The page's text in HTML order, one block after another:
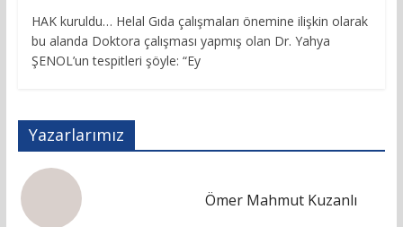
HAK kuruldu… Helal Gıda çalışmaları önemine ilişkin olarak
bu alanda Doktora çalışması yapmış olan Dr. Yahya
ŞENOL’un tespitleri şöyle: “Ey
Yazarlarımız
Ömer Mahmut Kuzanlı